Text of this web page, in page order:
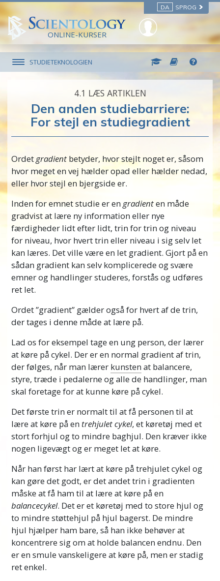
DA SPROG
ONLINE-KURSER
STUDIETEKNOLOGIEN
4.‎1 LÆS ARTIKLEN
Den anden studiebarriere:
For stejl en studiegradient
Ordetgradient betyder, hvor stejlt noget er, såsom
hvor meget en vej hælder opad eller hælder nedad,
eller hvor stejl en bjergside er.
Inden for emnet studie er engradienten måde
gradvist at lære ny information eller nye
færdigheder lidt efter lidt, trin for trin og niveau
for niveau, hvor hvert trin eller niveau i sig selv let
kan læres. Det ville være en let gradient. Gjort på en
sådan gradient kan selv komplicerede og svære
emner og handlinger studeres, forstås og udføres
ret let.
Ordet ”gradient” gælder også for hvert af de trin,
der tages i denne måde at lære på.
Lad os for eksempel tage en ung person, der lærer
at køre på cykel. Der er en normal gradient af trin,
der følges, når man lærer kunstenat balancere,
styre, træde i pedalerne og alle de handlinger, man
skal foretage for at kunne køre på cykel.
Det første trin er normalt til at få personen til at
lære at køre på en trehjulet cykel, et køretøj med et
stort forhjul og to mindre baghjul. Den kræver ikke
nogen ligevægt og er meget let at køre.
Når han først har lært at køre på trehjulet cykel og
kan gøre det godt, er det andet trin i gradienten
måske at få ham til at lære at køre på en
balancecykel. Det er et køretøj med to store hjul og
to mindre støttehjul på hjul bagerst. De mindre
hjul hjælper ham bare, så han ikke behøver at
koncentrere sig om at holde balancen endnu. Den
er en smule vanskeligere at køre på, men er stadig
ret enkel.